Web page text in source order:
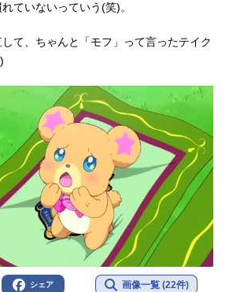
ていないっていう(笑)。
て、ちゃんと「モフ」って言ったテイク
シェア 画像一覧 (22件)